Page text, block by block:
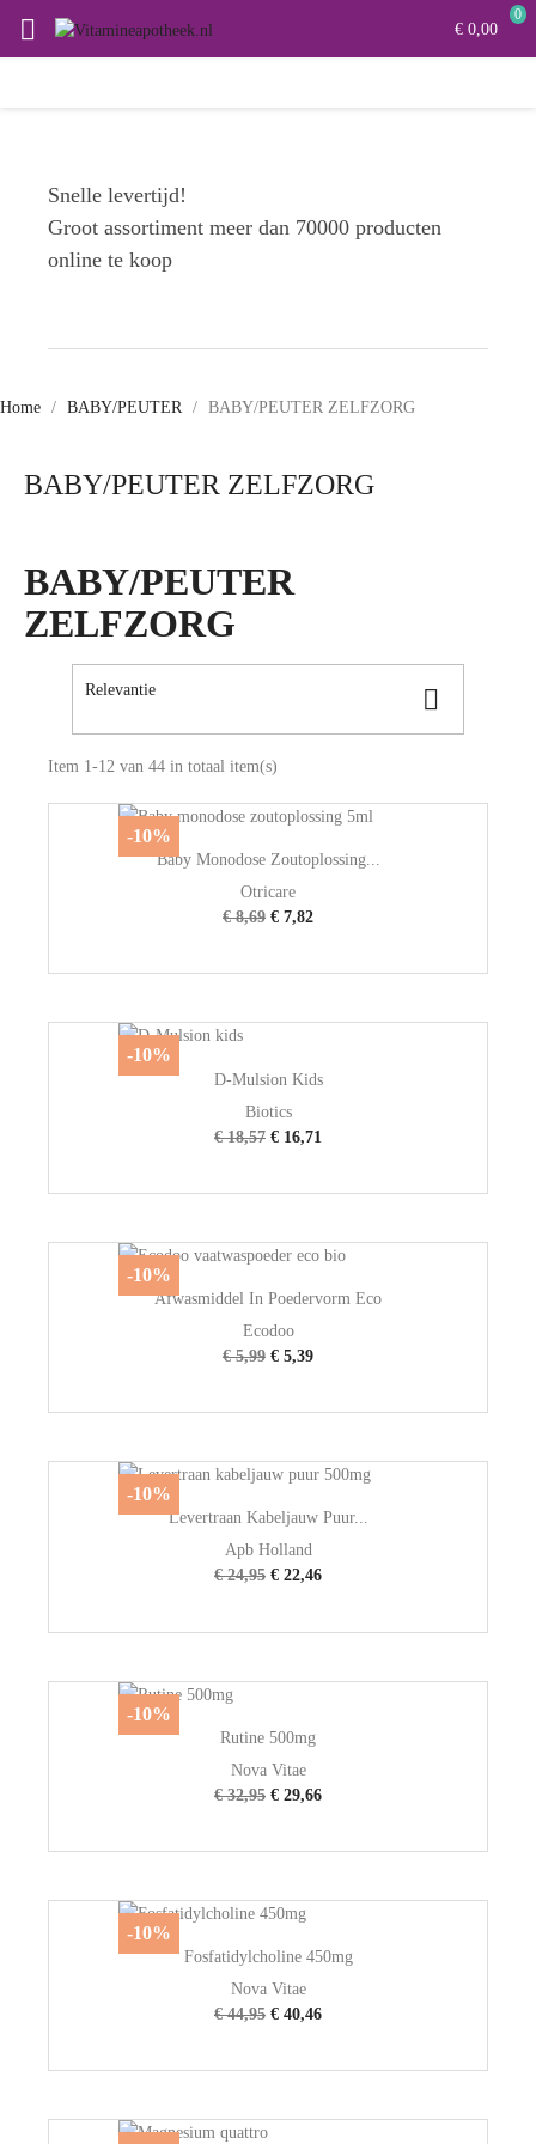
 € 0,00
0
Snelle levertijd!
Groot assortiment meer dan 70000 producten
online te koop
Home BABY/PEUTER BABY/PEUTER ZELFZORG
BABY/PEUTER ZELFZORG
BABY/PEUTER
ZELFZORG
Relevantie 
Item 1-12 van 44 in totaal item(s)
Baby Monodose Zoutoplossing...
Otricare
€ 8,69 € 7,82
-10%
D-Mulsion Kids
Biotics
€ 18,57 € 16,71
-10%
Afwasmiddel In Poedervorm Eco
Ecodoo
€ 5,99 € 5,39
-10%
Levertraan Kabeljauw Puur...
Apb Holland
€ 24,95 € 22,46
-10%
Rutine 500mg
Nova Vitae
€ 32,95 € 29,66
-10%
Fosfatidylcholine 450mg
Nova Vitae
€ 44,95 € 40,46
-10%